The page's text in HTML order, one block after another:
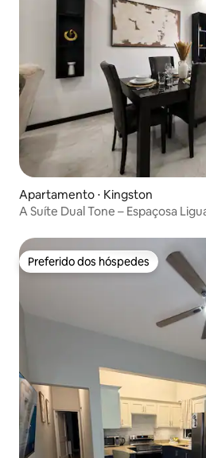
Apartamento ⋅ Kingston
A Suíte Dual Tone – Espaçosa
Preferido dos hóspedes
Preferido dos hóspedes